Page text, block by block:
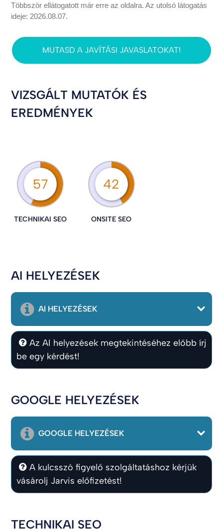
Többször ellátogatott már erre az oldalra. Az utolsó látogatás
ideje: 2026.08.07.
MUTASD A JAVÍTÁSI JAVASLATOKAT!
VIZSGÁLT MUTATÓK ÉS
EREDMÉNYEK
57
TECHNIKAI SEO
42
ONSITE SEO
AI HELYEZÉSEK
AI HELYEZÉSEK
Az AI helyezések megtekintéséhez előbb írj
be egy kérdést!
GOOGLE HELYEZÉSEK
GOOGLE HELYEZÉSEK
A kulcsszó figyelő szolgáltatáshoz kérjük
vásárolj Jarvis előfizetést!
TECHNIKAI SEO